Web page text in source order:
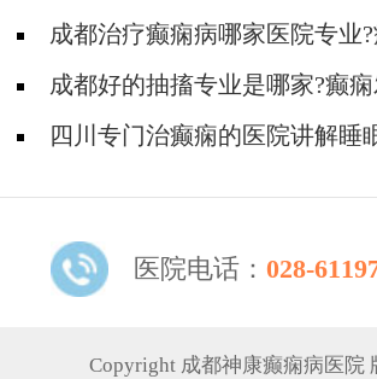
癫痫病发作前有哪些症状?
成都治疗癫痫病哪家医院专业
有哪些症状?
成都好的抽搐专业是哪家?癫
么征兆?
四川专门治癫痫的医院讲解睡
医院电话： 028-
Copyright 成都神康癫痫病医院